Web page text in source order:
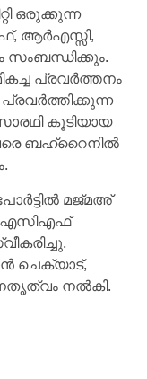
ഒരുക്കുന്ന
ആര്‍എസ്സി,
പ്രവര്‍ത്തനം
പ്രവര്‍ത്തിക്കുന്ന
കൂടിയായ
ബഹ്‌റൈനില്‍
മജ്മഅ്
ഐസിഎഫ്
ചെക്യാട്,
നല്‍കി.